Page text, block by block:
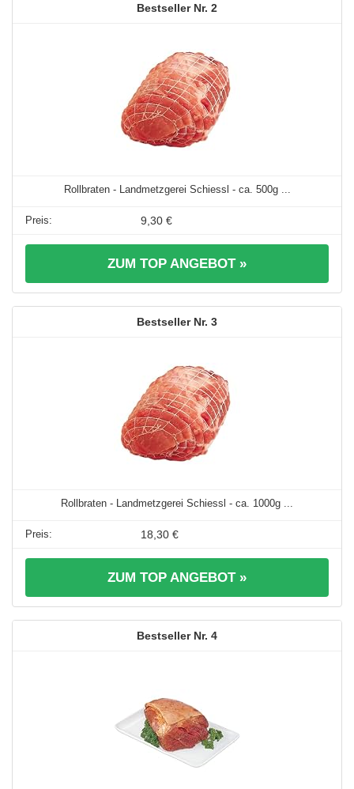
2
Rollbraten - Landmetzgerei Schiessl - ca. 500g ...
9,30 €
ZUM TOP ANGEBOT »
3
Rollbraten - Landmetzgerei Schiessl - ca. 1000g ...
18,30 €
ZUM TOP ANGEBOT »
4